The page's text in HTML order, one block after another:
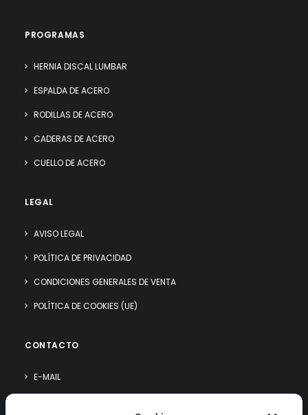
PROGRAMAS
HERNIA DISCAL LUMBAR
ESPALDA DE ACERO
RODILLAS DE ACERO
CADERAS DE ACERO
CUELLO DE ACERO
LEGAL
AVISO LEGAL
POLÍTICA DE PRIVACIDAD
CONDICIONES GENERALES DE VENTA
POLÍTICA DE COOKIES (UE)
CONTACTO
E-MAIL